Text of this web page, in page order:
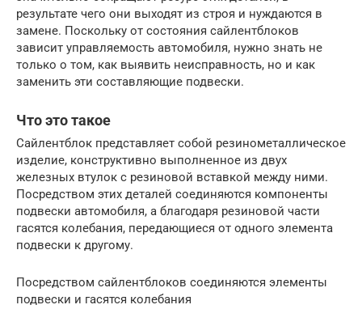
результате чего они выходят из строя и нуждаются в
замене. Поскольку от состояния сайлентблоков
зависит управляемость автомобиля, нужно знать не
только о том, как выявить неисправность, но и как
заменить эти составляющие подвески.
Что это такое
Сайлентблок представляет собой резинометаллическое
изделие, конструктивно выполненное из двух
железных втулок с резиновой вставкой между ними.
Посредством этих деталей соединяются компоненты
подвески автомобиля, а благодаря резиновой части
гасятся колебания, передающиеся от одного элемента
подвески к другому.
Посредством сайлентблоков соединяются элементы
подвески и гасятся колебания